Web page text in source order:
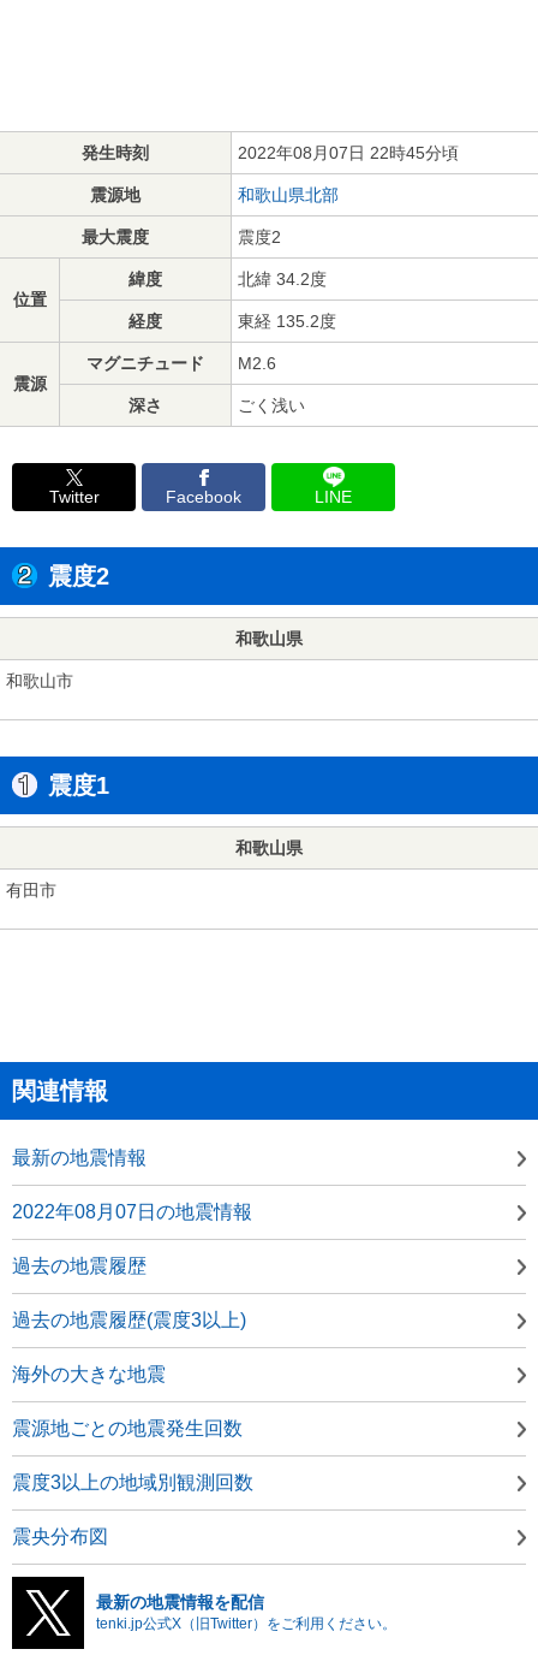
発生時刻 2022年08月07日 22時45分頃
震源地 和歌山県北部
最大震度 震度2
位置
緯度 北緯 34.2度
経度 東経 135.2度
震源
マグニチュード M2.6
深さ ごく浅い
Twitter Facebook LINE
震度2
和歌山県
和歌山市
震度1
和歌山県
有田市
関連情報
最新の地震情報
2022年08月07日の地震情報
過去の地震履歴
過去の地震履歴(震度3以上)
海外の大きな地震
震源地ごとの地震発生回数
震度3以上の地域別観測回数
震央分布図
最新の地震情報を配信
tenki.jp公式X（旧Twitter）をご利用ください。